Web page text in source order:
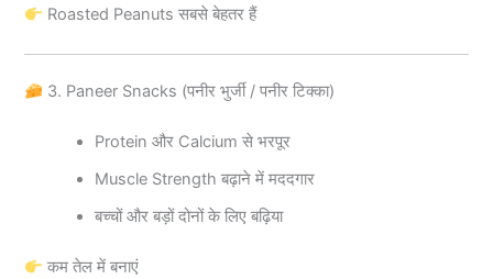
Roasted Peanuts सबसे बेहतर हैं
3. Paneer Snacks (पनीर भुर्जी / पनीर टिक्का)
Protein और Calcium से भरपूर
Muscle Strength बढ़ाने में मददगार
बच्चों और बड़ों दोनों के लिए बढ़िया
कम तेल में बनाएं